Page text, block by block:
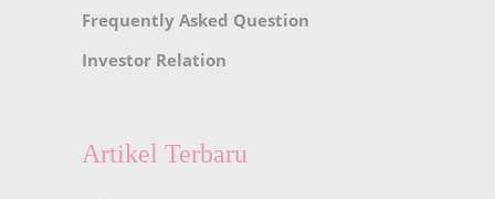
Frequently Asked Question
Investor Relation
Artikel Terbaru